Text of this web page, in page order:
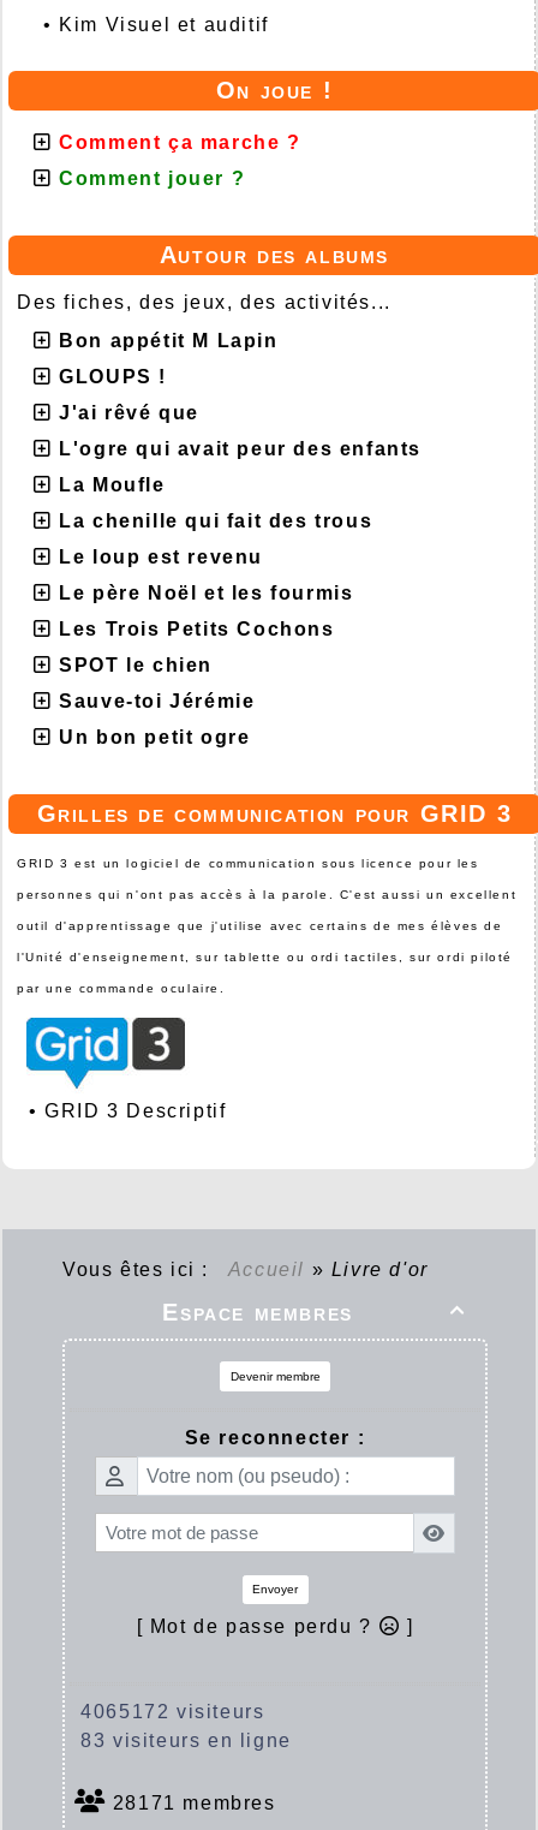
• Kim Visuel et auditif
On joue !
Comment ça marche ?
Comment jouer ?
Autour des albums
Des fiches, des jeux, des activités...
Bon appétit M Lapin
GLOUPS !
J'ai rêvé que
L'ogre qui avait peur des enfants
La Moufle
La chenille qui fait des trous
Le loup est revenu
Le père Noël et les fourmis
Les Trois Petits Cochons
SPOT le chien
Sauve-toi Jérémie
Un bon petit ogre
Grilles de communication pour GRID 3
GRID 3 est un logiciel de communication sous licence pour les
personnes qui n'ont pas accès à la parole. C'est aussi un excellent
outil d'apprentissage que j'utilise avec certains de mes élèves de
l'Unité d'enseignement, sur tablette ou ordi tactiles, sur ordi piloté
par une commande oculaire.
•GRID 3 Descriptif
Vous êtes ici : Accueil » Livre d'or

Espace membres
Devenir membre
Se reconnecter :
Envoyer
[ Mot de passe perdu ? ]
4065172 visiteurs
83 visiteurs en ligne
28171 membres